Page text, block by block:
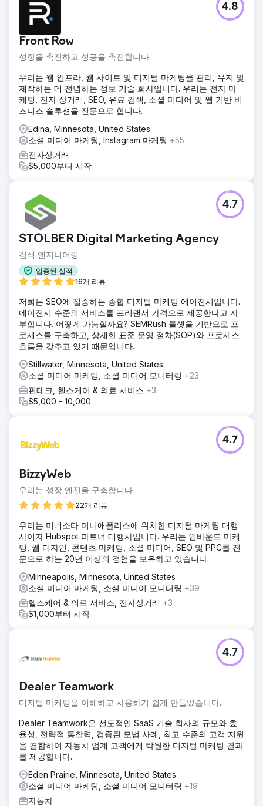
Front Row
성장을 촉진하고 성공을 촉진합니다.
4.8
우리는 웹 인프라, 웹 사이트 및 디지털 마케팅을 관리, 유지 및
제작하는 데 전념하는 정보 기술 회사입니다. 우리는 전자 마
케팅, 전자 상거래, SEO, 유료 검색, 소셜 미디어 및 웹 기반 비
즈니스 솔루션을 전문으로 합니다.
Edina, Minnesota, United States
소셜 미디어 마케팅, Instagram 마케팅 +55
전자상거래
$5,000부터 시작
STOLBER Digital Marketing Agency
검색 엔지니어링
입증된 실적
16개 리뷰
4.7
저희는 SEO에 집중하는 종합 디지털 마케팅 에이전시입니다.
에이전시 수준의 서비스를 프리랜서 가격으로 제공한다고 자
부합니다. 어떻게 가능할까요? SEMRush 툴셋을 기반으로 프
로세스를 구축하고, 상세한 표준 운영 절차(SOP)와 프로세스
흐름을 갖추고 있기 때문입니다.
Stillwater, Minnesota, United States
소셜 미디어 마케팅, 소셜 미디어 모니터링 +23
핀테크, 헬스케어 & 의료 서비스 +3
$5,000 - 10,000
BizzyWeb
우리는 성장 엔진을 구축합니다
22개 리뷰
4.7
우리는 미네소타 미니애폴리스에 위치한 디지털 마케팅 대행
사이자 Hubspot 파트너 대행사입니다. 우리는 인바운드 마케
팅, 웹 디자인, 콘텐츠 마케팅, 소셜 미디어, SEO 및 PPC를 전
문으로 하는 20년 이상의 경험을 보유하고 있습니다.
Minneapolis, Minnesota, United States
소셜 미디어 마케팅, 소셜 미디어 모니터링 +39
헬스케어 & 의료 서비스, 전자상거래 +3
$1,000부터 시작
Dealer Teamwork
디지털 마케팅을 이해하고 사용하기 쉽게 만들었습니다.
4.7
Dealer Teamwork은 선도적인 SaaS 기술 회사의 규모와 효
율성, 전략적 통찰력, 검증된 모범 사례, 최고 수준의 고객 지원
을 결합하여 자동차 업계 고객에게 탁월한 디지털 마케팅 결과
를 제공합니다.
Eden Prairie, Minnesota, United States
소셜 미디어 마케팅, 소셜 미디어 모니터링 +19
자동차